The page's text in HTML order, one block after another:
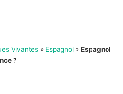
Vivantes » Espagnol » Espagnol
?